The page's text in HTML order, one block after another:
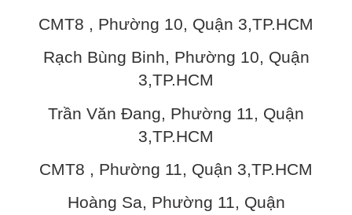
CMT8 , Phường 10, Quận 3,TP.HCM
Rạch Bùng Binh, Phường 10, Quận
3,TP.HCM
Trần Văn Đang, Phường 11, Quận
3,TP.HCM
CMT8 , Phường 11, Quận 3,TP.HCM
Hoàng Sa, Phường 11, Quận